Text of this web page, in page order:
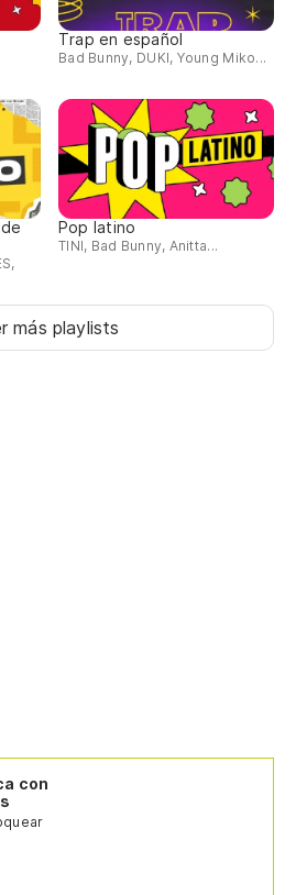
Trap en español
Bad Bunny, DUKI, Young Miko...
Pop latino
TINI, Bad Bunny, Anitta...
más playlists
con